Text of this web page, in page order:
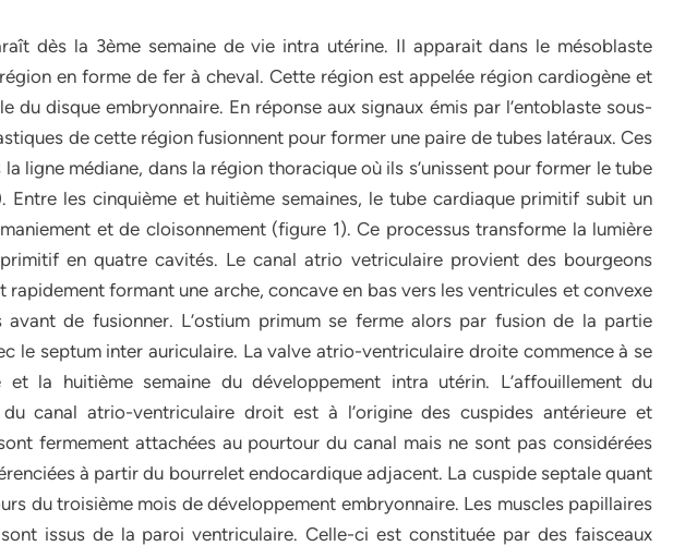
dès la 3ème semaine de vie intra utérine. Il apparait dans le mésoblaste
en forme de fer à cheval. Cette région est appelée région cardiogène et
du disque embryonnaire. En réponse aux signaux émis par l’entoblaste sous-
de cette région fusionnent pour former une paire de tubes latéraux. Ces
ligne médiane, dans la région thoracique où ils s’unissent pour former le tube
Entre les cinquième et huitième semaines, le tube cardiaque primitif subit un
et de cloisonnement (figure 1). Ce processus transforme la lumière
en quatre cavités. Le canal atrio vetriculaire provient des bourgeons
formant une arche, concave en bas vers les ventricules et convexe
de fusionner. L’ostium primum se ferme alors par fusion de la partie
le septum inter auriculaire. La valve atrio-ventriculaire droite commence à se
la huitième semaine du développement intra utérin. L’affouillement du
canal atrio-ventriculaire droit est à l’origine des cuspides antérieure et
fermement attachées au pourtour du canal mais ne sont pas considérées
à partir du bourrelet endocardique adjacent. La cuspide septale quant
du troisième mois de développement embryonnaire. Les muscles papillaires
issus de la paroi ventriculaire. Celle-ci est constituée par des faisceaux